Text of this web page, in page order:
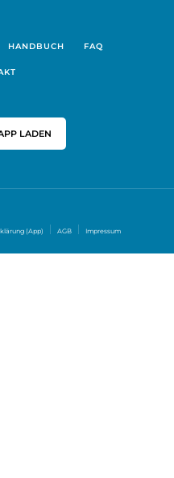
HANDBUCH FAQ
LADEN
(App) AGB Impressum